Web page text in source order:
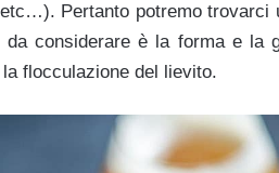
Pertanto potremo trovarci
considerare è la forma e la
flocculazione del lievito.